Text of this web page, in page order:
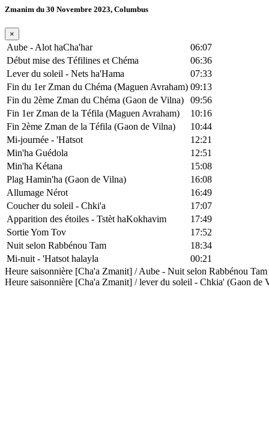
Zmanim du 30 Novembre 2023, Columbus
×
Aube - Alot haCha'har
06:07
Début mise des Téfilines et Chéma
06:36
Lever du soleil - Nets ha'Hama
07:33
Fin du 1er Zman du Chéma (Maguen Avraham) 09:13
Fin du 2ème Zman du Chéma (Gaon de Vilna)
09:56
Fin 1er Zman de la Téfila (Maguen Avraham)
10:16
Fin 2ème Zman de la Téfila (Gaon de Vilna)
10:44
Mi-journée - 'Hatsot
12:21
Min'ha Guédola
12:51
Min'ha Kétana
15:08
Plag Hamin'ha (Gaon de Vilna)
16:08
Allumage Nérot
16:49
Coucher du soleil - Chki'a
17:07
Apparition des étoiles - Tstèt haKokhavim
17:49
Sortie Yom Tov
17:52
Nuit selon Rabbénou Tam
18:34
Mi-nuit - 'Hatsot halayla
00:21
Heure saisonnière [Cha'a Zmanit] / Aube - Nuit selon Rabbénou
Heure saisonnière [Cha'a Zmanit] / lever du soleil - Chkia' (Gaon de